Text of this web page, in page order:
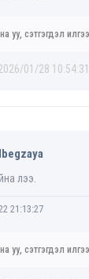
уу, сэтгэгдэл
01/28 10:54:31
лээ.
21:13:27
уу, сэтгэгдэл